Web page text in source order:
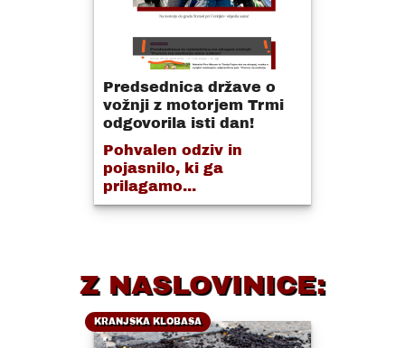
Predsednica države o
vožnji z motorjem Trmi
odgovorila isti dan!
Pohvalen odziv in
pojasnilo, ki ga
prilagamo...
Z NASLOVINICE:
KRANJSKA KLOBASA